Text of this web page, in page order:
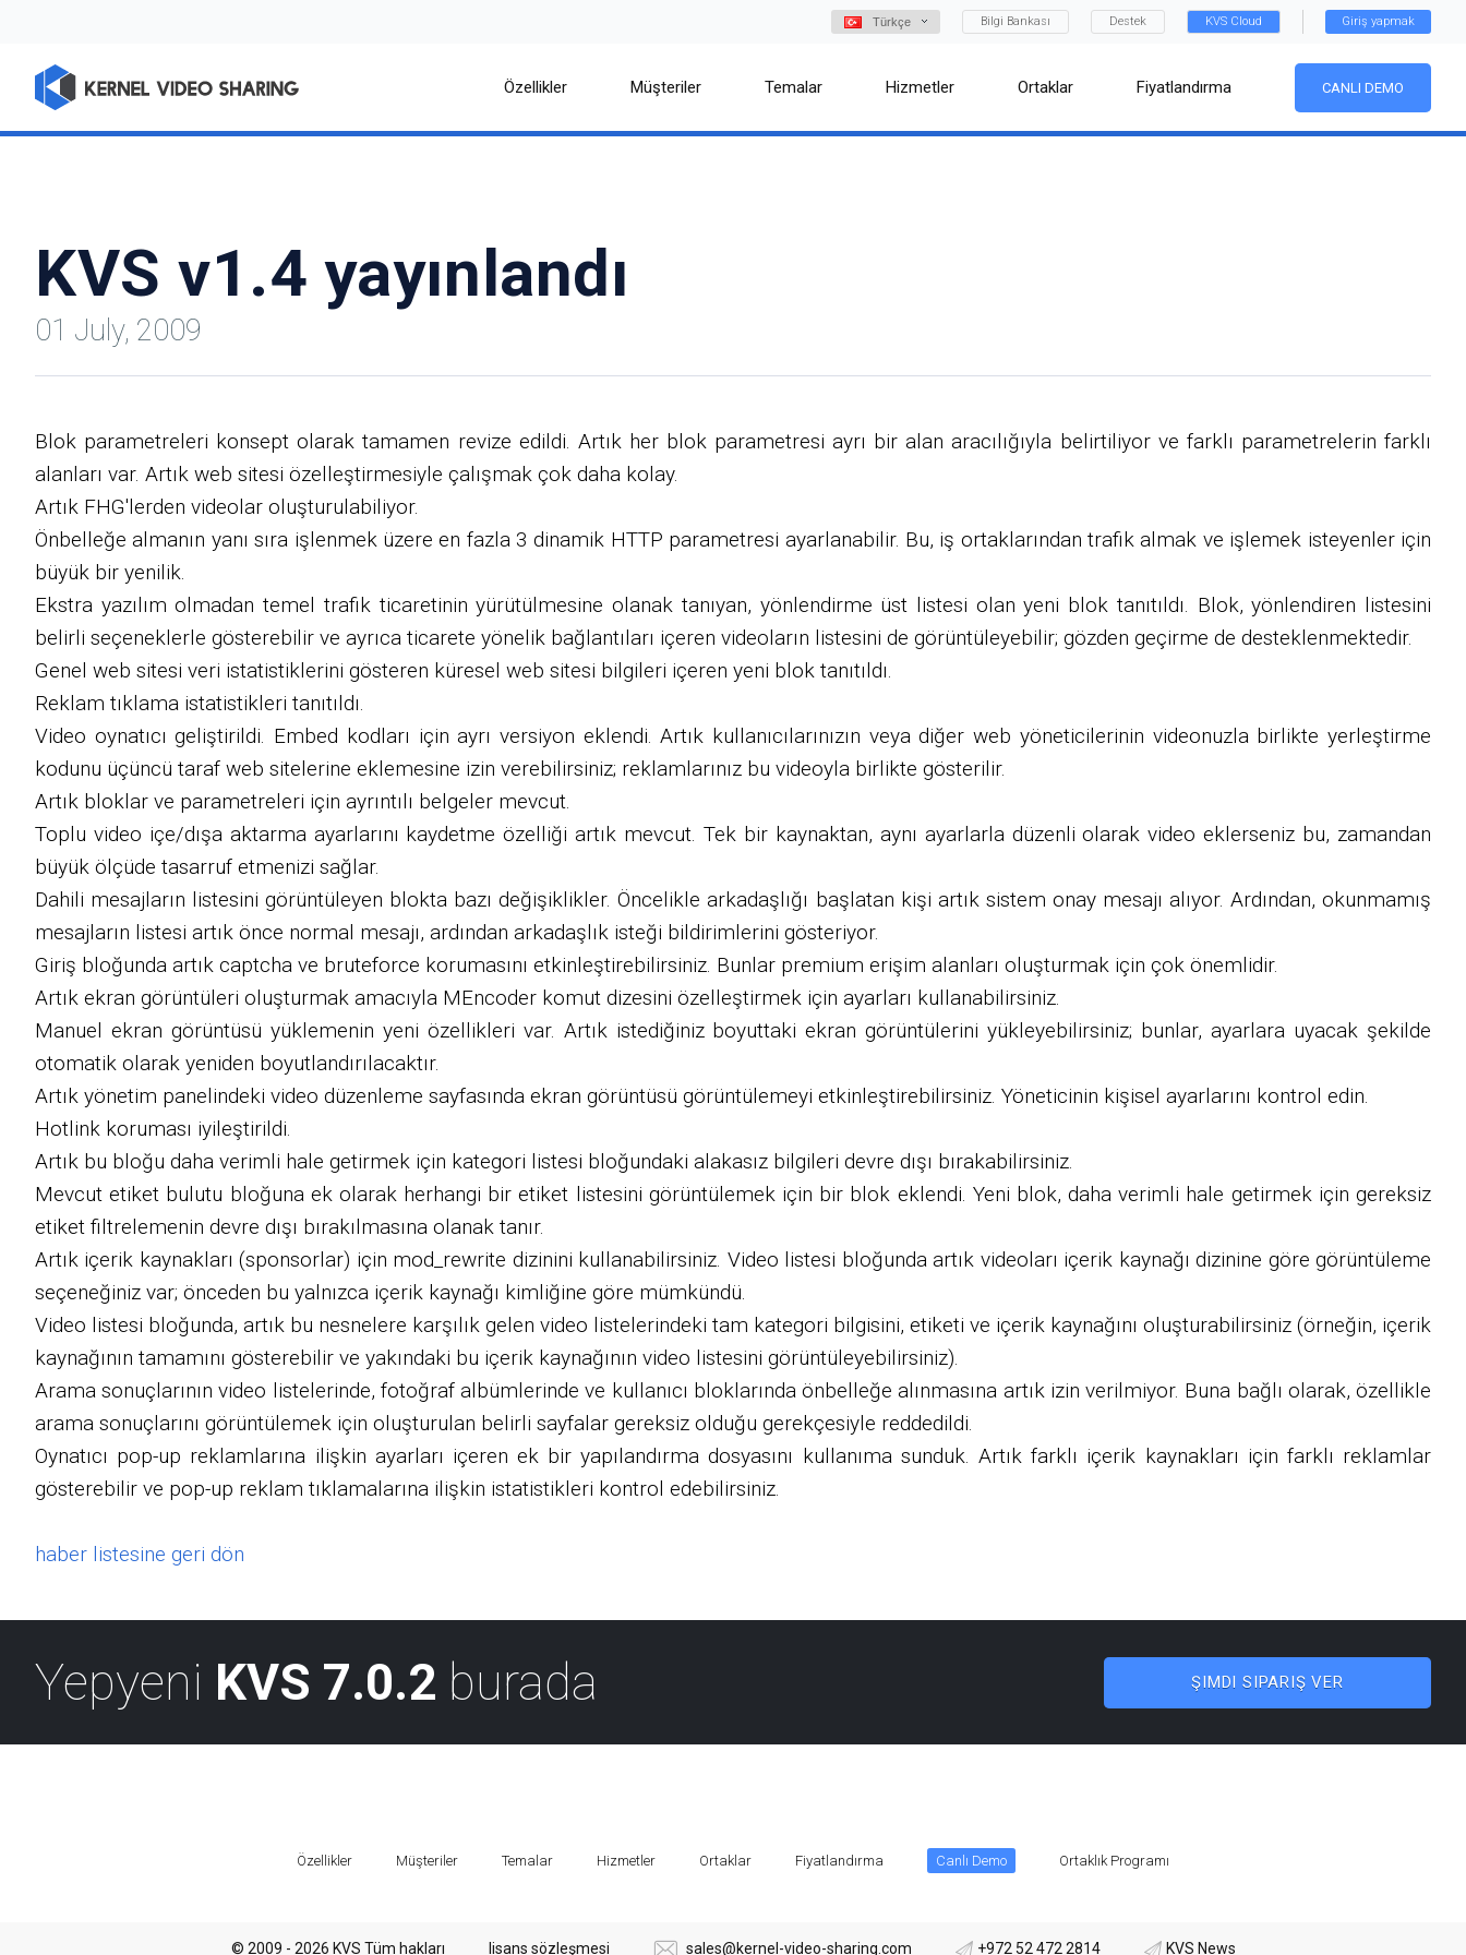
Türkçe Bilgi Bankası Destek KVS Cloud Giriş yapmak
Özellikler Müşteriler Temalar Hizmetler Ortaklar Fiyatlandırma CANLI DEMO
KVS v1.4 yayınlandı
01 July, 2009
Blok parametreleri konsept olarak tamamen revize edildi. Artık her blok parametresi ayrı bir alan aracılığıyla belirtiliyor ve farklı parametrelerin farklı
alanları var. Artık web sitesi özelleştirmesiyle çalışmak çok daha kolay.
Artık FHG'lerden videolar oluşturulabiliyor.
Önbelleğe almanın yanı sıra işlenmek üzere en fazla 3 dinamik HTTP parametresi ayarlanabilir. Bu, iş ortaklarından trafik almak ve işlemek isteyenler için
büyük bir yenilik.
Ekstra yazılım olmadan temel trafik ticaretinin yürütülmesine olanak tanıyan, yönlendirme üst listesi olan yeni blok tanıtıldı. Blok, yönlendiren listesini
belirli seçeneklerle gösterebilir ve ayrıca ticarete yönelik bağlantıları içeren videoların listesini de görüntüleyebilir; gözden geçirme de desteklenmektedir.
Genel web sitesi veri istatistiklerini gösteren küresel web sitesi bilgileri içeren yeni blok tanıtıldı.
Reklam tıklama istatistikleri tanıtıldı.
Video oynatıcı geliştirildi. Embed kodları için ayrı versiyon eklendi. Artık kullanıcılarınızın veya diğer web yöneticilerinin videonuzla birlikte yerleştirme
kodunu üçüncü taraf web sitelerine eklemesine izin verebilirsiniz; reklamlarınız bu videoyla birlikte gösterilir.
Artık bloklar ve parametreleri için ayrıntılı belgeler mevcut.
Toplu video içe/dışa aktarma ayarlarını kaydetme özelliği artık mevcut. Tek bir kaynaktan, aynı ayarlarla düzenli olarak video eklerseniz bu, zamandan
büyük ölçüde tasarruf etmenizi sağlar.
Dahili mesajların listesini görüntüleyen blokta bazı değişiklikler. Öncelikle arkadaşlığı başlatan kişi artık sistem onay mesajı alıyor. Ardından, okunmamış
mesajların listesi artık önce normal mesajı, ardından arkadaşlık isteği bildirimlerini gösteriyor.
Giriş bloğunda artık captcha ve bruteforce korumasını etkinleştirebilirsiniz. Bunlar premium erişim alanları oluşturmak için çok önemlidir.
Artık ekran görüntüleri oluşturmak amacıyla MEncoder komut dizesini özelleştirmek için ayarları kullanabilirsiniz.
Manuel ekran görüntüsü yüklemenin yeni özellikleri var. Artık istediğiniz boyuttaki ekran görüntülerini yükleyebilirsiniz; bunlar, ayarlara uyacak şekilde
otomatik olarak yeniden boyutlandırılacaktır.
Artık yönetim panelindeki video düzenleme sayfasında ekran görüntüsü görüntülemeyi etkinleştirebilirsiniz. Yöneticinin kişisel ayarlarını kontrol edin.
Hotlink koruması iyileştirildi.
Artık bu bloğu daha verimli hale getirmek için kategori listesi bloğundaki alakasız bilgileri devre dışı bırakabilirsiniz.
Mevcut etiket bulutu bloğuna ek olarak herhangi bir etiket listesini görüntülemek için bir blok eklendi. Yeni blok, daha verimli hale getirmek için gereksiz
etiket filtrelemenin devre dışı bırakılmasına olanak tanır.
Artık içerik kaynakları (sponsorlar) için mod_rewrite dizinini kullanabilirsiniz. Video listesi bloğunda artık videoları içerik kaynağı dizinine göre görüntüleme
seçeneğiniz var; önceden bu yalnızca içerik kaynağı kimliğine göre mümkündü.
Video listesi bloğunda, artık bu nesnelere karşılık gelen video listelerindeki tam kategori bilgisini, etiketi ve içerik kaynağını oluşturabilirsiniz (örneğin, içerik
kaynağının tamamını gösterebilir ve yakındaki bu içerik kaynağının video listesini görüntüleyebilirsiniz).
Arama sonuçlarının video listelerinde, fotoğraf albümlerinde ve kullanıcı bloklarında önbelleğe alınmasına artık izin verilmiyor. Buna bağlı olarak, özellikle
arama sonuçlarını görüntülemek için oluşturulan belirli sayfalar gereksiz olduğu gerekçesiyle reddedildi.
Oynatıcı pop-up reklamlarına ilişkin ayarları içeren ek bir yapılandırma dosyasını kullanıma sunduk. Artık farklı içerik kaynakları için farklı reklamlar
gösterebilir ve pop-up reklam tıklamalarına ilişkin istatistikleri kontrol edebilirsiniz.
haber listesine geri dön
Yepyeni KVS 7.0.2 burada ŞIMDI SIPARIŞ VER
Özellikler Müşteriler Temalar Hizmetler Ortaklar Fiyatlandırma Canlı Demo Ortaklık Programı
© 2009 - 2026 KVS Tüm hakları lisans sözleşmesi sales@kernel-video-sharing.com +972 52 472 2814 KVS News